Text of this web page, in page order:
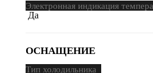
Электронная индикация
Да
ОСНАЩЕНИЕ
Тип холодильника